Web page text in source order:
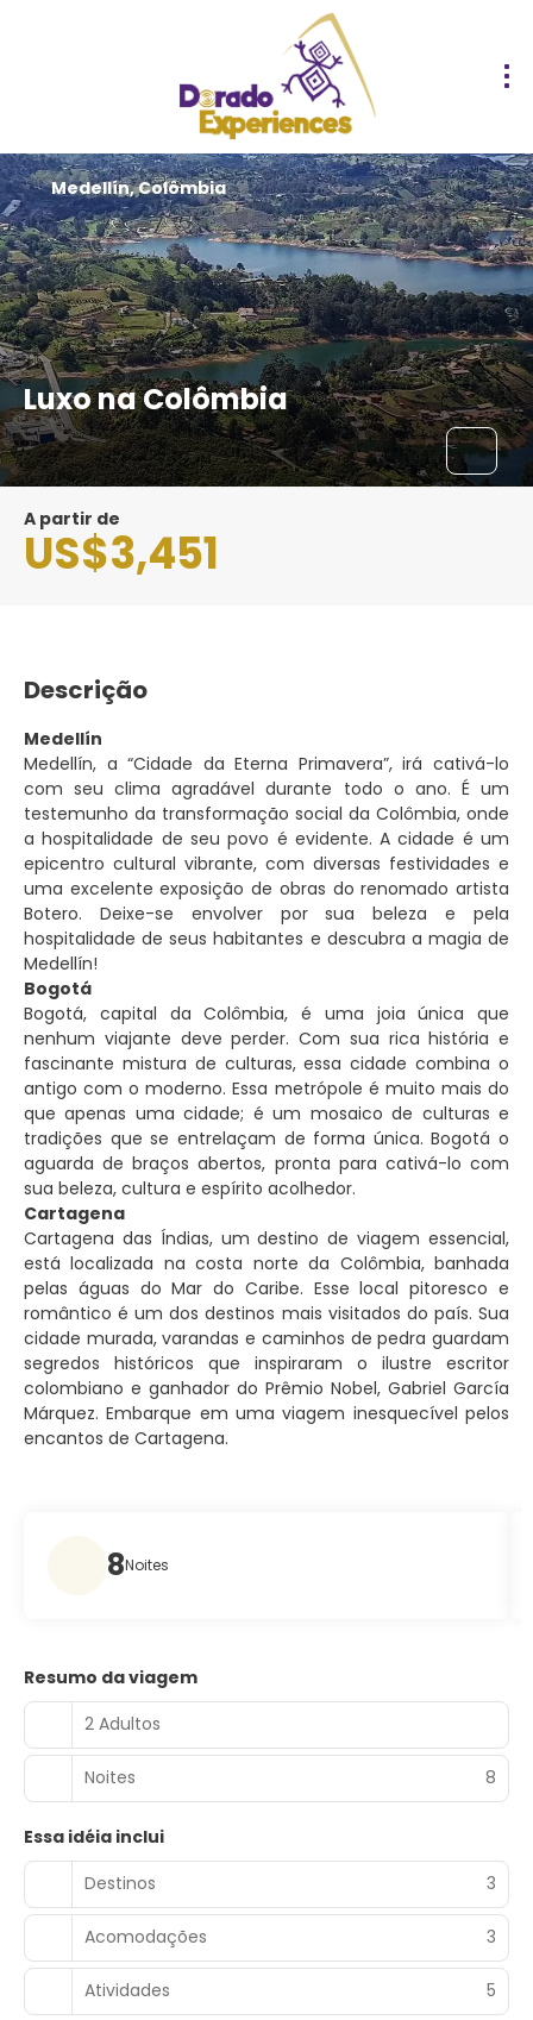
Luxo na Colômbia
Medellín, Colômbia
A partir de
US$3,451
Descrição
Medellín
Medellín, a “Cidade da Eterna Primavera”, irá cativá-lo
com seu clima agradável durante todo o ano. É um
testemunho da transformação social da Colômbia, onde
a hospitalidade de seu povo é evidente. A cidade é um
epicentro cultural vibrante, com diversas festividades e
uma excelente exposição de obras do renomado artista
Botero. Deixe-se envolver por sua beleza e pela
hospitalidade de seus habitantes e descubra a magia de
Medellín!
Bogotá
Bogotá, capital da Colômbia, é uma joia única que
nenhum viajante deve perder. Com sua rica história e
fascinante mistura de culturas, essa cidade combina o
antigo com o moderno. Essa metrópole é muito mais do
que apenas uma cidade; é um mosaico de culturas e
tradições que se entrelaçam de forma única. Bogotá o
aguarda de braços abertos, pronta para cativá-lo com
sua beleza, cultura e espírito acolhedor.
Cartagena
Cartagena das Índias, um destino de viagem essencial,
está localizada na costa norte da Colômbia, banhada
pelas águas do Mar do Caribe. Esse local pitoresco e
romântico é um dos destinos mais visitados do país. Sua
cidade murada, varandas e caminhos de pedra guardam
segredos históricos que inspiraram o ilustre escritor
colombiano e ganhador do Prêmio Nobel, Gabriel García
Márquez. Embarque em uma viagem inesquecível pelos
encantos de Cartagena.
8Noites
Resumo da viagem
2 Adultos
Noites 8
Essa idéia inclui
Destinos
3
Acomodações 3
Atividades 5